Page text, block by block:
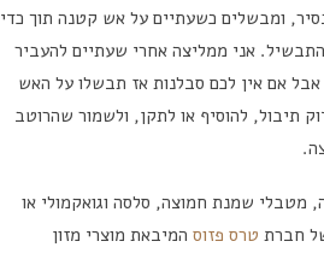
ומבשלים כשעתיים על אש קטנה תוך כדי
אני ממליצה אחרי שעתיים להעביר
נוספות על חום נמוך של 110 מעלות, אבל אם אין לכם סבלנות אז תבשלו על האש
תיבול, להוסיף או לתקן, ולשמור שהרוטב
מטבלי שמנת חמוצה, סלסה וגואקמולי או
חברת טרס פזוס המיבאת מוצרי מזון